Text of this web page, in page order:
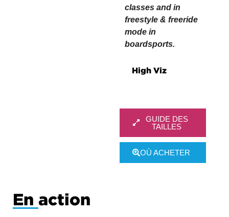
classes and in
freestyle & freeride
mode in
boardsports.
High Viz
GUIDE DES
TAILLES
OÙ ACHETER
En action